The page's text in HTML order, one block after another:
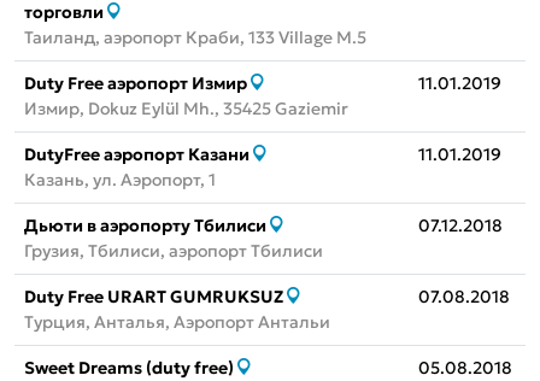
торговли
Таиланд, аэропорт Краби, 133 Village M.5
Duty Free аэропорт Измир
Измир, Dokuz Eylül Mh., 35425 Gaziemir
11.01.2019
DutyFree аэропорт Казани
Казань, ул. Аэропорт, 1
11.01.2019
Дьюти в аэропорту Тбилиси
Грузия, Тбилиси, аэропорт Тбилиси
07.12.2018
Duty Free URART GUMRUKSUZ
Турция, Анталья, Аэропорт Антальи
07.08.2018
Sweet Dreams (duty free)
05.08.2018